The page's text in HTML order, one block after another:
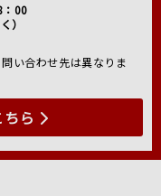
00
）
い合わせ先は異なりま
ら